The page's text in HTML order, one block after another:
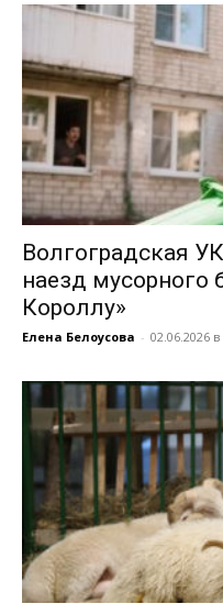
Волгоградская
наезд мусорного
Короллу»
Елена Белоусова - 02.06.2026 в